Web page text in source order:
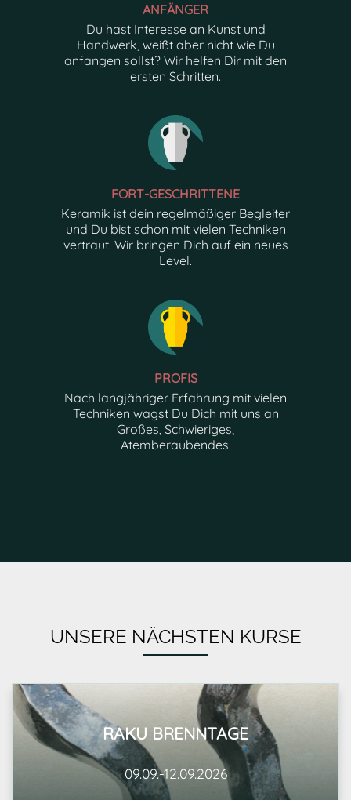
ANFÄNGER
Du hast Interesse an Kunst und
Handwerk, weißt aber nicht wie Du
anfangen sollst? Wir helfen Dir mit den
ersten Schritten.
FORT-GESCHRITTENE
Keramik ist dein regelmäßiger Begleiter
und Du bist schon mit vielen Techniken
vertraut. Wir bringen Dich auf ein neues
Level.
PROFIS
Nach langjähriger Erfahrung mit vielen
Techniken wagst Du Dich mit uns an
Großes, Schwieriges,
Atemberaubendes.
UNSERE NÄCHSTEN KURSE
RAKU BRENNTAGE
09.09.-12.09.2026